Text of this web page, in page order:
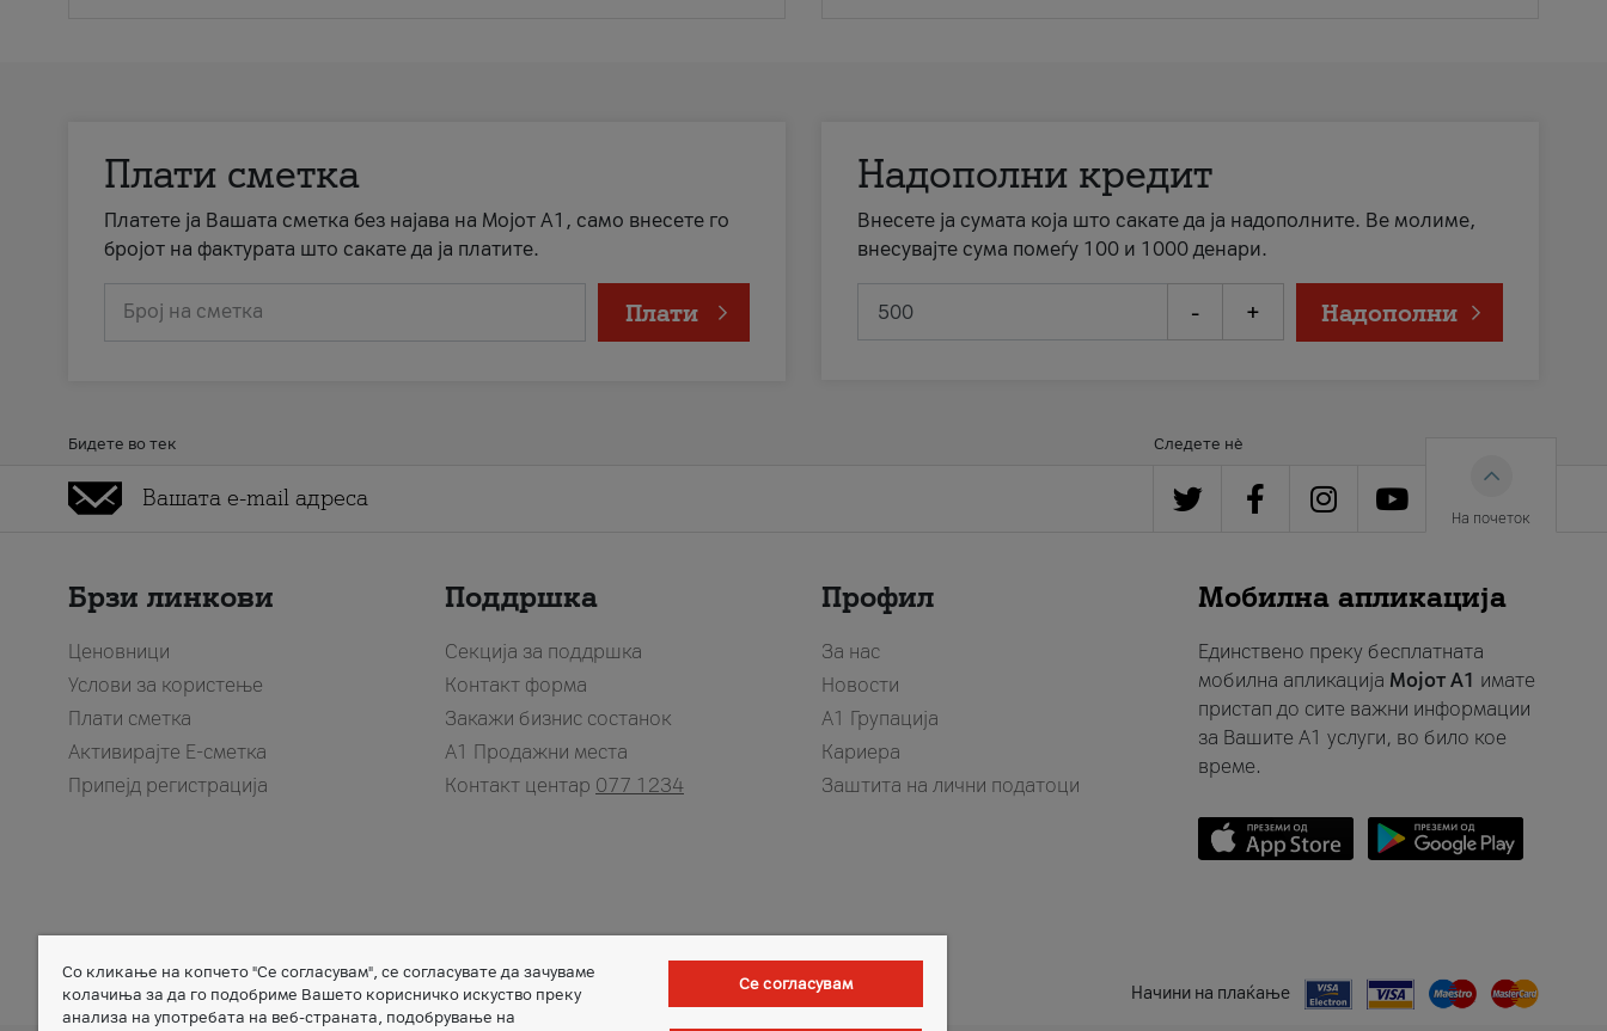
Плати сметка
Платете ја Вашата сметка без најава на Мојот А1, само внесете го
бројот на фактурата што сакате да ја платите.
Број на сметка Плати
Надополни кредит
Внесете ја сумата која што сакате да ја надополните. Ве молиме,
внесувајте сума помеѓу 100 и 1000 денари.
- + Надополни
Бидете во тек Следете нè
На почеток
Брзи линкови
Ценовници
Услови за користење
Плати сметка
Активирајте Е-сметка
Припејд регистрација
Поддршка
Секција за поддршка
Контакт форма
Закажи бизнис состанок
A1 Продажни места
Контакт центар 077 1234
Профил
За нас
Новости
А1 Групација
Кариера
Заштита на лични податоци
Мобилна апликација
Единствено преку бесплатната
мобилна апликација Мојот A1 имате
пристап до сите важни информации
за Вашите A1 услуги, во било кое
време.
Member of Начини на плаќање
Со кликање на копчето "Се согласувам", се согласувате да зачуваме
колачиња за да го подобриме Вашето корисничко искуство преку
анализа на употребата на веб-страната, подобрување на
Се согласувам